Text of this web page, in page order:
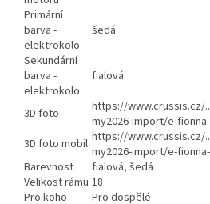
Primární
barva -
elektrokolo
šedá
Sekundární
barva -
elektrokolo
fialová
3D foto
https://
my2026-import/e-
3D foto mobil https://
my2026-import/e-
Barevnost
fialová, šedá
Velikost rámu 18
Pro koho
Pro dospělé